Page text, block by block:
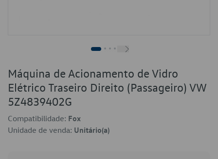
Máquina de Acionamento de Vidro
Elétrico Traseiro Direito (Passageiro) VW
5Z4839402G
Compatibilidade: Fox
Unidade de venda: Unitário(a)